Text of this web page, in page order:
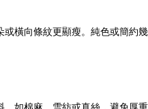
或橫向條紋更顯瘦。純色或簡約幾